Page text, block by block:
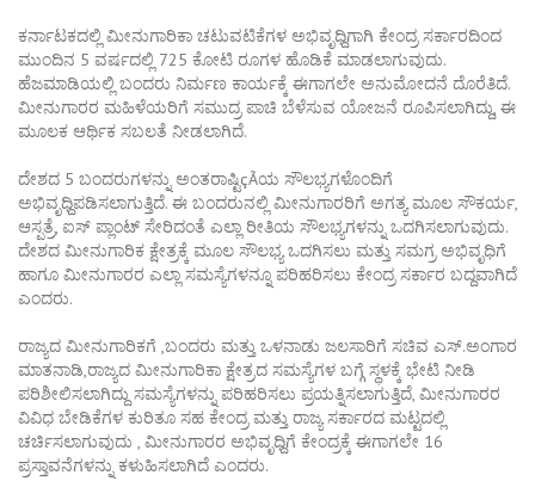
ಕರ್ನಾಟಕದಲ್ಲಿ ಮೀನುಗಾರಿಕಾ ಚಟುವಟಿಕೆಗಳ ಅಭಿವೃಧ್ದಿಗಾಗಿ ಕೇಂದ್ರ ಸರ್ಕಾರದಿಂದ
ಮುಂದಿನ 5 ವರ್ಷದಲ್ಲಿ 725 ಕೋಟಿ ರೂಗಳ ಹೊಡಿಕೆ ಮಾಡಲಾಗುವುದು.
ಹೆಜಮಾಡಿಯಲ್ಲಿ ಬಂದರು ನಿರ್ಮಣ ಕಾರ್ಯಕ್ಕೆ ಈಗಾಗಲೇ ಅನುಮೋದನೆ ದೊರೆತಿದೆ.
ಮೀನುಗಾರರ ಮಹಿಳೆಯರಿಗೆ ಸಮುದ್ರ ಪಾಚಿ ಬೆಳೆಸುವ ಯೋಜನೆ ರೂಪಿಸಲಾಗಿದ್ದು, ಈ
ಮೂಲಕ ಆರ್ಥಿಕ ಸಬಲತೆ ನೀಡಲಾಗಿದೆ.
ದೇಶದ 5 ಬಂದರುಗಳನ್ನು ಅಂತರಾಷ್ಟಿçÃಯ ಸೌಲಭ್ಯಗಳೊಂದಿಗೆ
ಅಭಿವೃಧ್ದಿಪಡಿಸಲಾಗುತ್ತಿದೆ. ಈ ಬಂದರುನಲ್ಲಿ ಮೀನುಗಾರರಿಗೆ ಅಗತ್ಯ ಮೂಲ ಸೌಕರ್ಯ,
ಆಸ್ಪತ್ರೆ, ಐಸ್ ಪ್ಲಾಂಟ್ ಸೇರಿದಂತೆ ಎಲ್ಲಾ ರೀತಿಯ ಸೌಲಭ್ಯಗಳನ್ನು ಒದಗಿಸಲಾಗುವುದು.
ದೇಶದ ಮೀನುಗಾರಿಕ ಕ್ಷೇತ್ರಕ್ಕೆ ಮೂಲ ಸೌಲಭ್ಯ ಒದಗಿಸಲು ಮತ್ತು ಸಮಗ್ರ ಅಭಿವೃಧಿಗೆ
ಹಾಗೂ ಮೀನುಗಾರರ ಎಲ್ಲಾ ಸಮಸ್ಯೆಗಳನ್ನೂ ಪರಿಹರಿಸಲು ಕೇಂದ್ರ ಸರ್ಕಾರ ಬದ್ದವಾಗಿದೆ
ಎಂದರು.
ರಾಜ್ಯದ ಮೀನುಗಾರಿಕಗೆ ,ಬಂದರು ಮತ್ತು ಒಳನಾಡು ಜಲಸಾರಿಗೆ ಸಚಿವ ಎಸ್.ಅಂಗಾರ
ಮಾತನಾಡಿ,ರಾಜ್ಯದ ಮೀನುಗಾರಿಕಾ ಕ್ಷೇತ್ರದ ಸಮಸ್ಯೆಗಳ ಬಗ್ಗೆ ಸ್ಥಳಕ್ಕೆ ಭೇಟಿ ನೀಡಿ
ಪರಿಶೀಲಿಸಲಾಗಿದ್ದು ಸಮಸ್ಯೆಗಳನ್ನು ಪರಿಹರಿಸಲು ಪ್ರಯತ್ನಿಸಲಾಗುತ್ತಿದೆ, ಮೀನುಗಾರರ
ವಿವಿಧ ಬೇಡಿಕೆಗಳ ಕುರಿತೂ ಸಹ ಕೇಂದ್ರ ಮತ್ತು ರಾಜ್ಯ ಸರ್ಕಾರದ ಮಟ್ಟದಲ್ಲಿ
ಚರ್ಚಿಸಲಾಗುವುದು , ಮೀನುಗಾರರ ಅಭಿವೃಧ್ದಿಗೆ ಕೇಂದ್ರಕ್ಕೆ ಈಗಾಗಲೇ 16
ಪ್ರಸ್ತಾವನೆಗಳನ್ನು ಕಳುಹಿಸಲಾಗಿದೆ ಎಂದರು.